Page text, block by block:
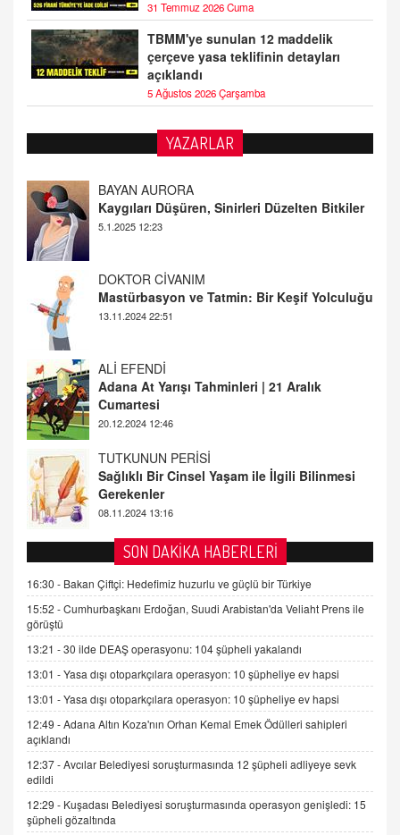
31 Temmuz 2026 Cuma
TBMM'ye sunulan 12 maddelik
çerçeve yasa teklifinin detayları
açıklandı
5 Ağustos 2026 Çarşamba
YAZARLAR
DOKTOR CİVANIM
Mastürbasyon ve Tatmin: Bir Keşif Yolculuğu
13.11.2024 22:51
ALİ EFENDİ
Adana At Yarışı Tahminleri | 21 Aralık
Cumartesi
TUTKUNUN PERİSİ
Sağlıklı Bir Cinsel Yaşam ile İlgili Bilinmesi
Gerekenler
08.11.2024 13:16
FARUK ÖNALAN
Tezkere Onaylanmasaydı…
2 Kasım 2021 Salı 00:11
AV. DOĞAN CAN DOĞAN
Kişisel verilerin korunması ve dijital hukukun
gelişimi
15.09.2025 16:17
SEHER EREK
Kış Ayları Geldi, Hangi Önlemler Alınmalı?
9.12.2025 10:11
İNCİ GÜL AKÖL
06.07.2026 13:00
ADEM AKÖL
SON DAKİKA HABERLERİ
16:30 - Bakan Çiftçi: Hedefimiz huzurlu ve güçlü bir Türkiye
15:52 -Cumhurbaşkanı Erdoğan, Suudi Arabistan'da Veliaht Prens ile
görüştü
13:21 -30 ilde DEAŞ operasyonu: 104 şüpheli yakalandı
13:01 -Yasa dışı otoparkçılara operasyon: 10 şüpheliye ev hapsi
13:01 -Yasa dışı otoparkçılara operasyon: 10 şüpheliye ev hapsi
12:49 -Adana Altın Koza'nın Orhan Kemal Emek Ödülleri sahipleri
açıklandı
12:37 -Avcılar Belediyesi soruşturmasında 12 şüpheli adliyeye sevk
edildi
12:29 - Kuşadası Belediyesi soruşturmasında operasyon genişledi: 15
şüpheli gözaltında